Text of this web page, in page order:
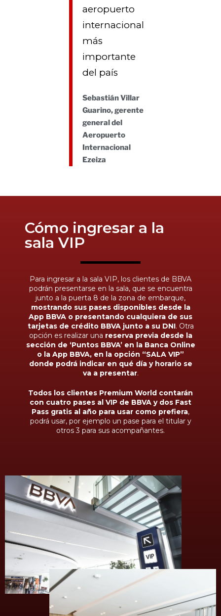
aeropuerto
internacional
más
importante
del país
Sebastián Villar
Guarino, gerente
general del
Aeropuerto
Internacional
Ezeiza
Cómo ingresar a la
sala VIP
Para ingresar a la sala VIP, los clientes de BBVA
podrán presentarse en la sala, que se encuentra
junto a la puerta 8 de la zona de embarque,
mostrando sus pases disponibles desde la
App BBVA o presentando cualquiera de sus
tarjetas de crédito BBVA junto a su DNI. Otra
opción es realizar una reserva previa desde la
sección de ‘Puntos BBVA’ en la Banca Online
o la App BBVA, en la opción “SALA VIP”
donde podrá indicar en qué día y horario se
va a presentar.
Todos los clientes Premium World contarán
con cuatro pases al VIP de BBVA y dos Fast
Pass gratis al año para usar como prefiera,
podrá usar, por ejemplo un pase para el titular y
otros 3 para sus acompañantes.